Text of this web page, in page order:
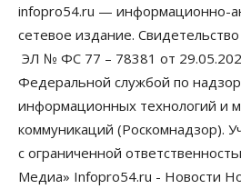
Бизнес Право&Порядок
Злоумышленники
новосибирские компании
почту
06 Августа 2026, 11:00
Общество
Медики готовятся к второму
клещей в Новосибирской
06 Августа 2026, 10:00
infopro54.ru — информационно-
сетевое издание.
ЭЛ № ФС 77 – 78381 от
Федеральной службой по
информационных технологий и
коммуникаций (Роскомнадзор).
с ограниченной
Медиа» Infopro54.ru - Новости